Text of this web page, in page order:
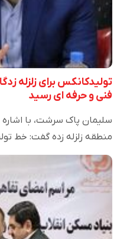
تولیدکانکس برای زلزله
فنی و حرفه ای رسید
سلیمان پاک سرشت، با اشاره
منطقه زلزله زده گفت: خط